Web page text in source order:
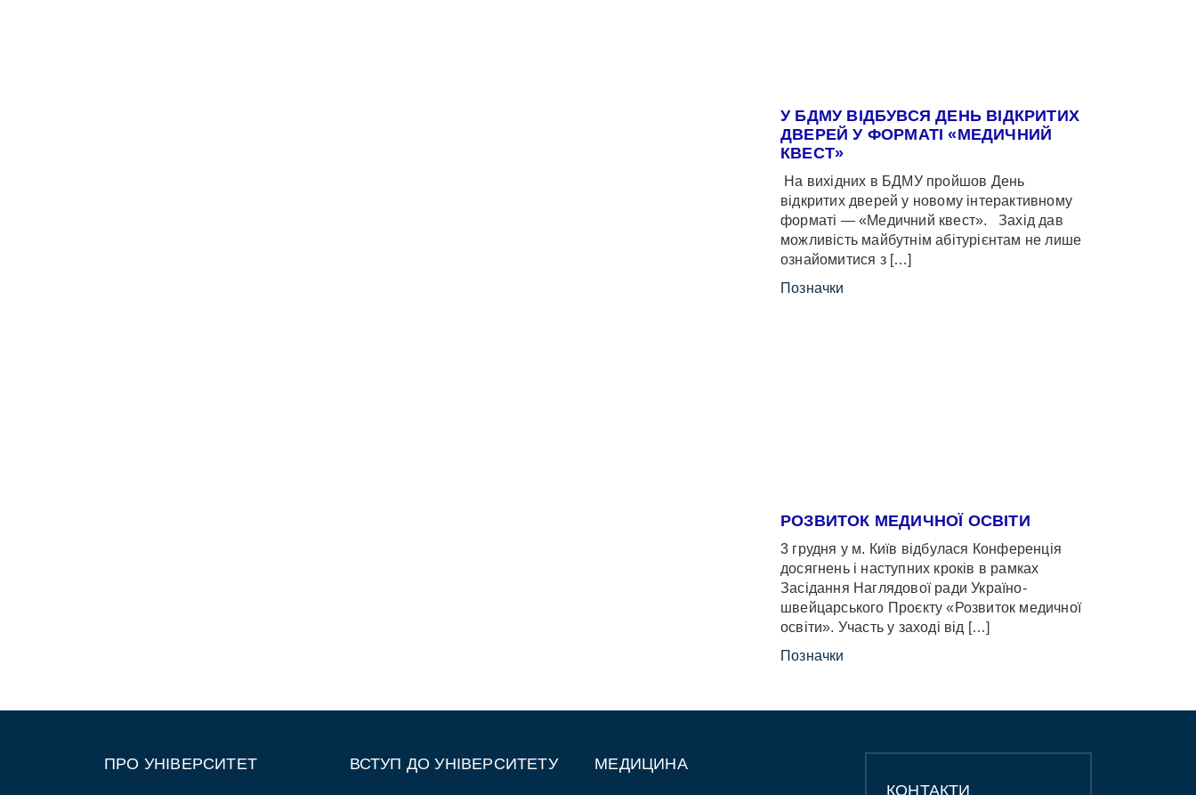
У БДМУ ВІДБУВСЯ ДЕНЬ ВІДКРИТИХ
ДВЕРЕЙ У ФОРМАТІ «МЕДИЧНИЙ
КВЕСТ»
На вихідних в БДМУ пройшов День
відкритих дверей у новому інтерактивному
форматі — «Медичний квест». Захід дав
можливість майбутнім абітурієнтам не лише
ознайомитися з […]
Позначки
РОЗВИТОК МЕДИЧНОЇ ОСВІТИ
3 грудня у м. Київ відбулася Конференція
досягнень і наступних кроків в рамках
Засідання Наглядової ради Україно-
швейцарського Проєкту «Розвиток медичної
освіти». Участь у заході від […]
Позначки
ПРО УНІВЕРСИТЕТ ВСТУП ДО УНІВЕРСИТЕТУ МЕДИЦИНА
КОНТАКТИ